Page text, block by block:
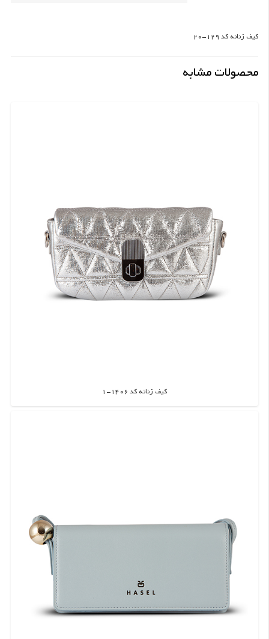
کیف زنانه کد 129-20
محصولات مشابه
کیف زنانه کد 1406-1
اطلاعات بیشتر